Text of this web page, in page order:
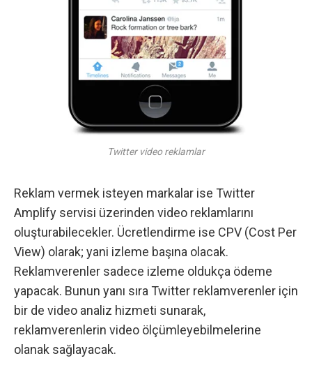
Twitter video reklamlar
Reklam vermek isteyen markalar ise Twitter
Amplify servisi üzerinden video reklamlarını
oluşturabilecekler. Ücretlendirme ise CPV (Cost Per
View) olarak; yani izleme başına olacak.
Reklamverenler sadece izleme oldukça ödeme
yapacak. Bunun yanı sıra Twitter reklamverenler için
bir de video analiz hizmeti sunarak,
reklamverenlerin video ölçümleyebilmelerine
olanak sağlayacak.